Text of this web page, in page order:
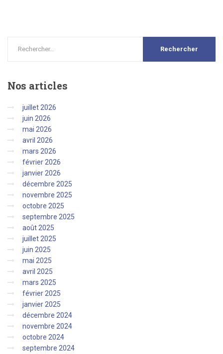
Nos articles
juillet 2026
juin 2026
mai 2026
avril 2026
mars 2026
février 2026
janvier 2026
décembre 2025
novembre 2025
octobre 2025
septembre 2025
août 2025
juillet 2025
juin 2025
mai 2025
avril 2025
mars 2025
février 2025
janvier 2025
décembre 2024
novembre 2024
octobre 2024
septembre 2024